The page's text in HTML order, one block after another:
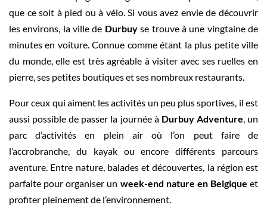
que ce soit à pied ou à vélo. Si vous avez envie de découvrir
les environs, la ville de Durbuyse trouve à une vingtaine de
minutes en voiture. Connue comme étant la plus petite ville
du monde, elle est très agréable à visiter avec ses ruelles en
pierre, ses petites boutiques et ses nombreux restaurants.
Pour ceux qui aiment les activités un peu plus sportives, il est
aussi possible de passer la journée à Durbuy Adventure, un
parc d’activités en plein air où l’on peut faire de
l’accrobranche, du kayak ou encore différents parcours
aventure. Entre nature, balades et découvertes, la région est
parfaite pour organiser un week-end nature en Belgique et
profiter pleinement de l’environnement.